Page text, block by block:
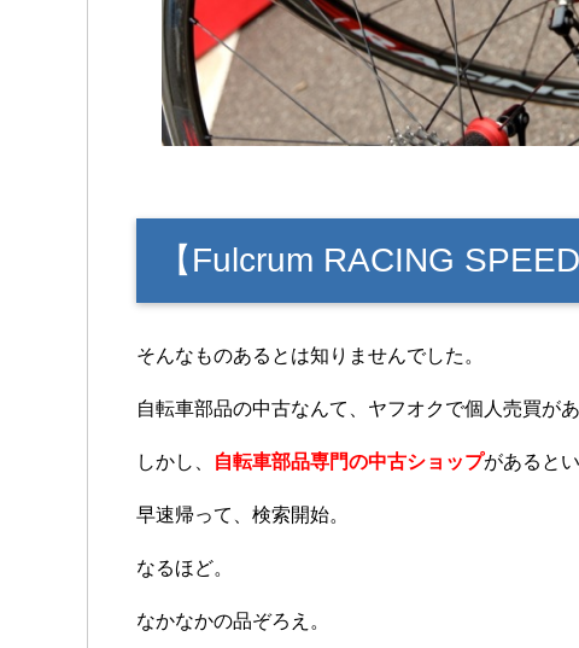
【Fulcrum RACING
そんなものあるとは知りませんでした。
自転車部品の中古なんて、ヤフオクで個人売買が
しかし、 自転車部品専門の中古ショップがあると
早速帰って、検索開始。
なるほど。
なかなかの品ぞろえ。